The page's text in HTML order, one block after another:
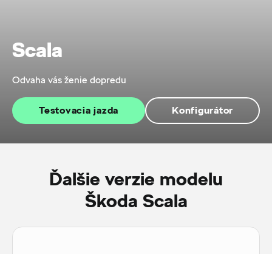
Scala
Odvaha vás ženie dopredu
Testovacia jazda Konfigurátor
Ďalšie verzie modelu
Škoda Scala